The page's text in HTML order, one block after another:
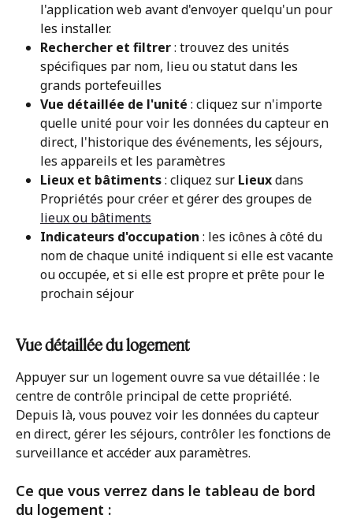
l'application web avant d'envoyer quelqu'un pour
les installer.
Rechercher et filtrer : trouvez des unités
spécifiques par nom, lieu ou statut dans les
grands portefeuilles
Vue détaillée de l'unité : cliquez sur n'importe
quelle unité pour voir les données du capteur en
direct, l'historique des événements, les séjours,
les appareils et les paramètres
Lieux et bâtiments : cliquez sur Lieux dans
Propriétés pour créer et gérer des groupes de
lieux ou bâtiments
Indicateurs d'occupation : les icônes à côté du
nom de chaque unité indiquent si elle est vacante
ou occupée, et si elle est propre et prête pour le
prochain séjour
Vue détaillée du logement
Appuyer sur un logement ouvre sa vue détaillée : le
centre de contrôle principal de cette propriété.
Depuis là, vous pouvez voir les données du capteur
en direct, gérer les séjours, contrôler les fonctions de
surveillance et accéder aux paramètres.
Ce que vous verrez dans le tableau de bord
du logement :